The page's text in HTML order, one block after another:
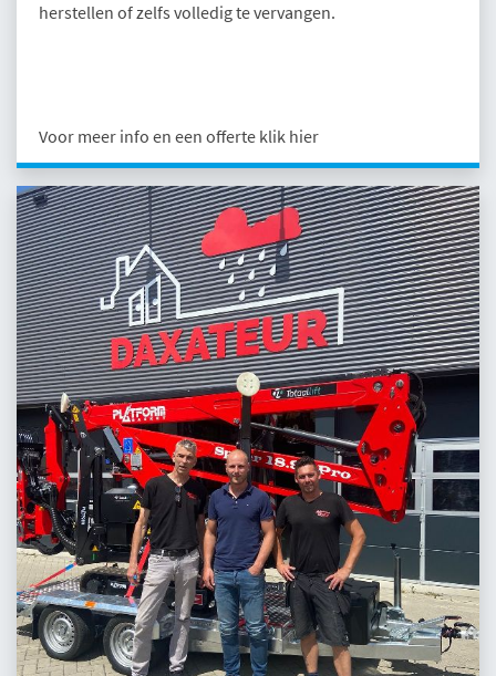
herstellen of zelfs volledig te vervangen.
Voor meer info en een offerte klik hier